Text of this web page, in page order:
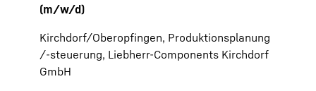
(m/w/d)
Kirchdorf/Oberopfingen, Produktionsplanung
/-steuerung, Liebherr-Components Kirchdorf
GmbH